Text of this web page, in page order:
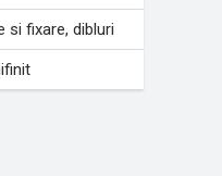
si fixare, dibluri